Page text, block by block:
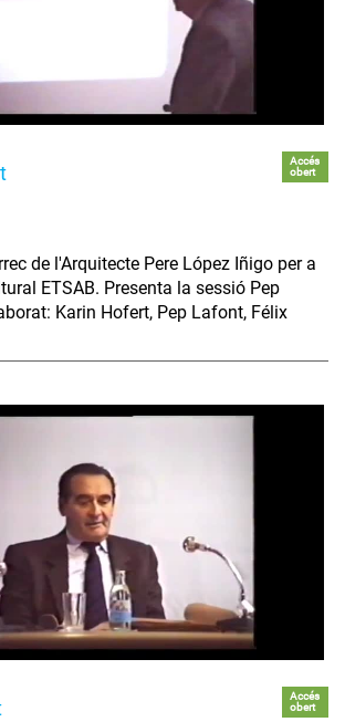
Accés
obert
de l'Arquitecte Pere López Iñigo per a
ETSAB. Presenta la sessió Pep
Karin Hofert, Pep Lafont, Félix
Accés
obert